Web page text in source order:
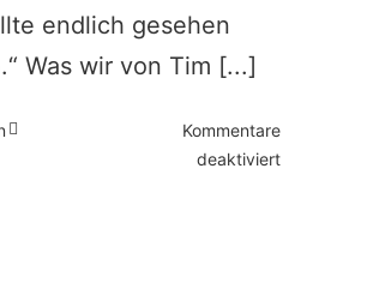
endlich gesehen
Was wir von Tim [...]
Kommentare
deaktiviertfür